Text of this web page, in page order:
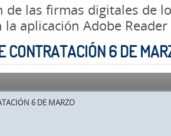
de las firmas digitales de
aplicación Adobe Reader
CONTRATACIÓN 6 DE
6 DE MARZO